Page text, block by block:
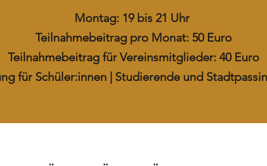
Montag: 19 bis 21 Uhr
Teilnahmebeitrag pro Monat: 50 Euro
Teilnahmebeitrag für Vereinsmitglieder: 40 Euro
für Schüler:innen | Studierende und